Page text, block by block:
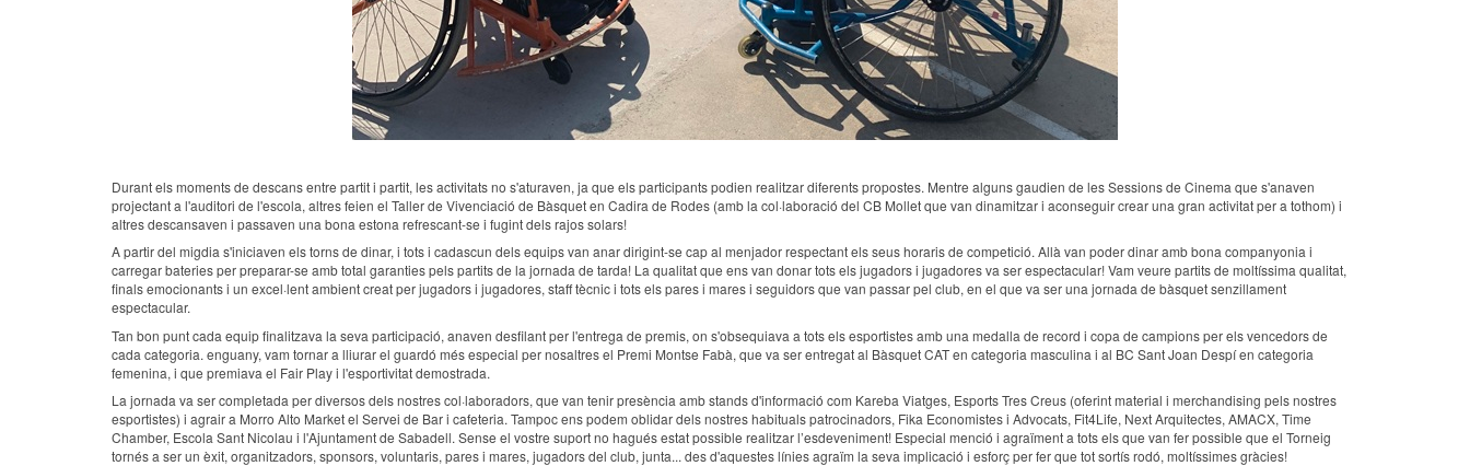
Durant els moments de descans entre partit i partit, les activitats no s'aturaven, ja que els participants podien realitzar diferents propostes. Mentre alguns gaudien de les Sessions de Cinema que s'anaven
projectant a l'auditori de l'escola, altres feien el Taller de Vivenciació de Bàsquet en Cadira de Rodes (amb la col·laboració del CB Mollet que van dinamitzar i aconseguir crear una gran activitat per a tothom) i
altres descansaven i passaven una bona estona refrescant-se i fugint dels rajos solars!
A partir del migdia s'iniciaven els torns de dinar, i tots i cadascun dels equips van anar dirigint-se cap al menjador respectant els seus horaris de competició. Allà van poder dinar amb bona companyonia i
carregar bateries per preparar-se amb total garanties pels partits de la jornada de tarda! La qualitat que ens van donar tots els jugadors i jugadores va ser espectacular! Vam veure partits de moltíssima qualitat,
finals emocionants i un excel·lent ambient creat per jugadors i jugadores, staff tècnic i tots els pares i mares i seguidors que van passar pel club, en el que va ser una jornada de bàsquet senzillament
espectacular.
Tan bon punt cada equip finalitzava la seva participació, anaven desfilant per l'entrega de premis, on s'obsequiava a tots els esportistes amb una medalla de record i copa de campions per els vencedors de
cada categoria. enguany, vam tornar a lliurar el guardó més especial per nosaltres el Premi Montse Fabà, que va ser entregat al Bàsquet CAT en categoria masculina i al BC Sant Joan Despí en categoria
femenina, i que premiava el Fair Play i l'esportivitat demostrada.
La jornada va ser completada per diversos dels nostres col·laboradors, que van tenir presència amb stands d'informació com Kareba Viatges, Esports Tres Creus (oferint material i merchandising pels nostres
esportistes) i agrair a Morro Alto Market el Servei de Bar i cafeteria. Tampoc ens podem oblidar dels nostres habituals patrocinadors, Fika Economistes i Advocats, Fit4Life, Next Arquitectes, AMACX, Time
Chamber, Escola Sant Nicolau i l'Ajuntament de Sabadell. Sense el vostre suport no hagués estat possible realitzar l’esdeveniment! Especial menció i agraïment a tots els que van fer possible que el Torneig
tornés a ser un èxit, organitzadors, sponsors, voluntaris, pares i mares, jugadors del club, junta... des d'aquestes línies agraïm la seva implicació i esforç per fer que tot sortís rodó, moltíssimes gràcies!